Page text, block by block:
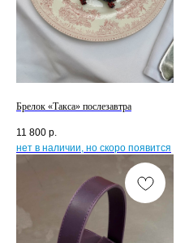
Брелок «Такса» послезавтра
11 800 р.